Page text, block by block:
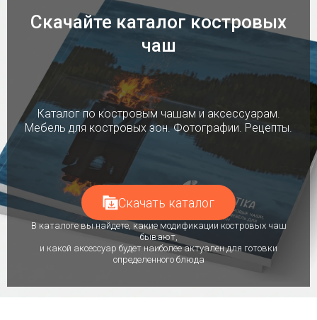
Скачайте каталог костровых
чаш
Каталог по костровым чашам и аксессуарам.
Мебель для костровых зон. Фотографии. Рецепты.
Скачать каталог
В каталоге вы найдете, какие модификации костровых чаш
бывают,
и какой аксессуар будет наиболее актуален для готовки
определенного блюда